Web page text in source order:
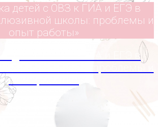
детей с ОВЗ к ГИА и ЕГЭ в
школы: проблемы и
опыт работы»
детей с ОВЗ к ГИА и ЕГЭ в
школы: проблемы и
опыт работы»